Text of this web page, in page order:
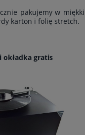
pakujemy w miękki
karton i folię stretch.
okładka gratis